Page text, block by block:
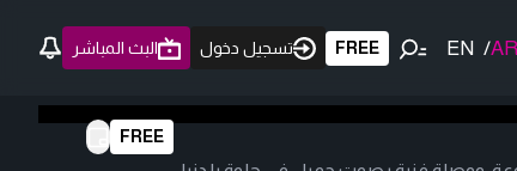
AR
/
EN
FREE تسجيل دخول البث المباشر
FREE